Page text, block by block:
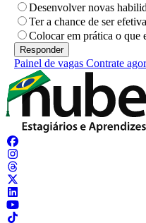
Desenvolver novas
Ter a chance de ser
Colocar em prática o que
Painel de vagas Contrate